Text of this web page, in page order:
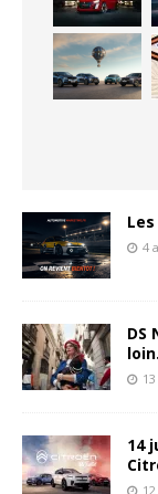
4
DS
loin.
14